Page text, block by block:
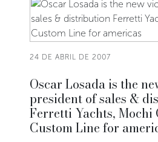
24 DE ABRIL DE 2007
Oscar Losada is the
president of sales &
Ferretti Yachts, Mochi
Custom Line for